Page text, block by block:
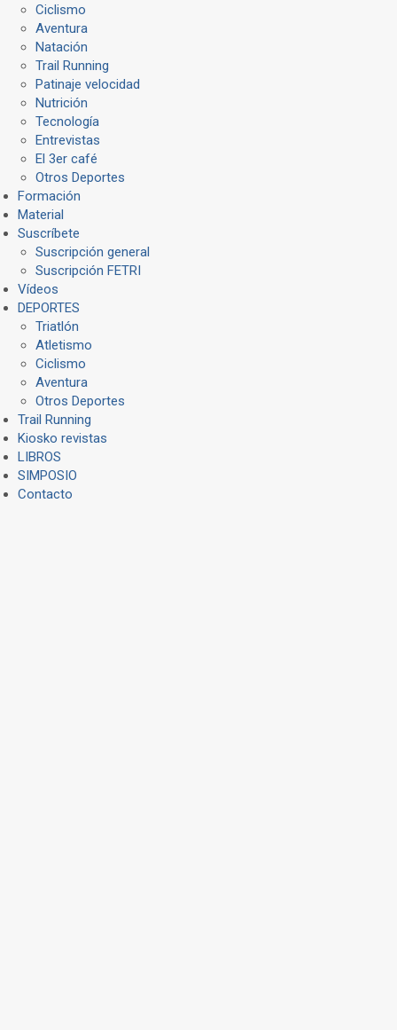
Ciclismo
Aventura
Natación
Trail Running
Patinaje velocidad
Nutrición
Tecnología
Entrevistas
El 3er café
Otros Deportes
Formación
Material
Suscríbete
Suscripción general
Suscripción FETRI
Vídeos
DEPORTES
Triatlón
Atletismo
Ciclismo
Aventura
Otros Deportes
Trail Running
Kiosko revistas
LIBROS
SIMPOSIO
Contacto